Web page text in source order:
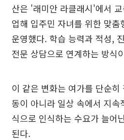
산은 '래미안 라클래시'에서
업해 입주민 자녀를 위한 맞춤
운영했다. 학습 능력과 적성,
전문 상담으로 연계하는 방식
이 같은 변화는 여가를 단순
동이 아니라 일상 속에서 지
식으로 인식하는 수요가 늘어
된다.